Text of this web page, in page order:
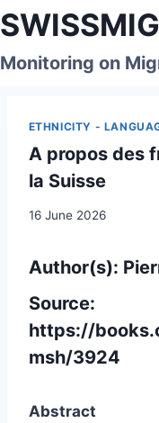
Skip
to
content
SWISSMIG
Monitoring on
ETHNICITY -
A propos des
la Suisse
16 June 2026
Author(s):
Source:
https://
msh/3924
Abstract